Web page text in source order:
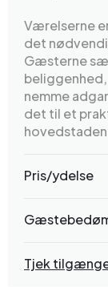
Værelserne
det
Gæsterne
nemme
det til et
Pris/ydelse
Tjek